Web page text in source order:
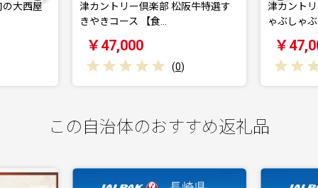
ー倶楽部 松阪牛特選す
津カントリー倶楽部 松阪牛特選し
ゃぶしゃぶコース …
この自治体のおすすめ返礼品